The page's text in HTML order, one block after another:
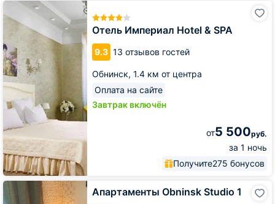
Отель Империал Hotel & SPA
9.3 13 отзывов гостей
Обнинск, 1.4 км от центра
Оплата на сайте
Завтрак включён
от5 500руб.
за 1 ночь
Получите275 бонусов
Отель
Империал
SPA
Апартаменты Obninsk Studio 1
Апартаменты